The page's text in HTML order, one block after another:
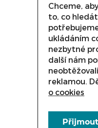
Chceme,
to, co
ukládáním
nezbytné
další nám
reklamou.
o cookies